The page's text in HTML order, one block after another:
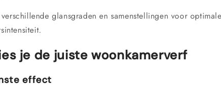
glansgraden en samenstellingen voor
je de juiste woonkamerverf
effect